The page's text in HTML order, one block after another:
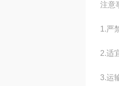
注意
1.严
2.适
3.运